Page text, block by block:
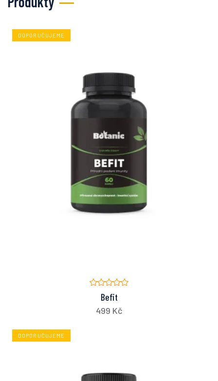
DOPORUČUJEME
Befit
499 Kč
DOPORUČUJEME